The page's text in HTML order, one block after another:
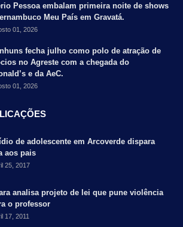
Pessoa embalam primeira noite de shows
Meu País em Gravatá.
01, 2026
fecha julho como polo de atração de
no Agreste com a chegada do
e da AeC.
01, 2026
de adolescente em Arcoverde dispara
aos pais
25, 2017
analisa projeto de lei que pune violência
o professor
17, 2011